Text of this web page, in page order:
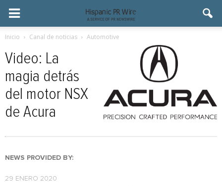
Inicio Canal de noticias Automotive
Video: La
magia detrás
del motor NSX
de Acura
NEWS PROVIDED BY:
29 ENERO 2020